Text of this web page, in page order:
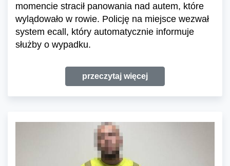
momencie stracił panowania nad autem, które
wylądowało w rowie. Policję na miejsce wezwał
system ecall, który automatycznie informuje
służby o wypadku.
przeczytaj więcej